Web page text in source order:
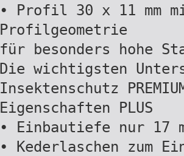
• Profil 30 x 11 mm
Profilgeometrie
für besonders hohe
Die wichtigsten
Insektenschutz
Eigenschaften PLUS
• Einbautiefe nur 17
• Kederlaschen zum